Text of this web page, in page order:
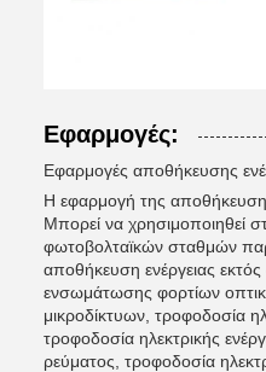
Εφαρμογές:
Εφαρμογές αποθήκευσης
Η εφαρμογή της αποθήκευσης
Μπορεί να χρησιμοποιηθεί
φωτοβολταϊκών σταθμών
αποθήκευση ενέργειας
ενσωμάτωσης φορτίων
μικροδίκτυων, τροφοδοσία
τροφοδοσία ηλεκτρικής
ρεύματος, τροφοδοσία